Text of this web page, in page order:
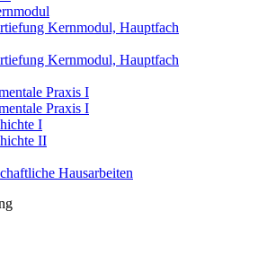
Kernmodul, Hauptfach
Kernmodul, Hauptfach
Praxis I
Praxis I
I
II
Hausarbeiten